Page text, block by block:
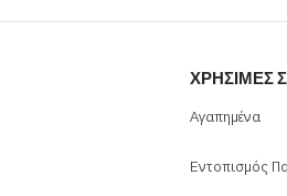
ΧΡΉΣΙΜΕΣ
Αγαπημένα
Εντοπισμός